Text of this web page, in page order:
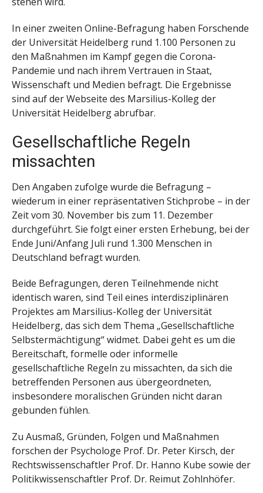
In einer zweiten Online-Befragung haben Forschende
der Universität Heidelberg rund 1.100 Personen zu
den Maßnahmen im Kampf gegen die Corona-
Pandemie und nach ihrem Vertrauen in Staat,
Wissenschaft und Medien befragt. Die Ergebnisse
sind auf der Webseite des Marsilius-Kolleg der
Universität Heidelberg abrufbar.
Gesellschaftliche Regeln
missachten
Den Angaben zufolge wurde die Befragung –
wiederum in einer repräsentativen Stichprobe – in der
Zeit vom 30. November bis zum 11. Dezember
durchgeführt. Sie folgt einer ersten Erhebung, bei der
Ende Juni/Anfang Juli rund 1.300 Menschen in
Deutschland befragt wurden.
Beide Befragungen, deren Teilnehmende nicht
identisch waren, sind Teil eines interdisziplinären
Projektes am Marsilius-Kolleg der Universität
Heidelberg, das sich dem Thema „Gesellschaftliche
Selbstermächtigung“ widmet. Dabei geht es um die
Bereitschaft, formelle oder informelle
gesellschaftliche Regeln zu missachten, da sich die
betreffenden Personen aus übergeordneten,
insbesondere moralischen Gründen nicht daran
gebunden fühlen.
Zu Ausmaß, Gründen, Folgen und Maßnahmen
forschen der Psychologe Prof. Dr. Peter Kirsch, der
Rechtswissenschaftler Prof. Dr. Hanno Kube sowie der
Politikwissenschaftler Prof. Dr. Reimut Zohlnhöfer.